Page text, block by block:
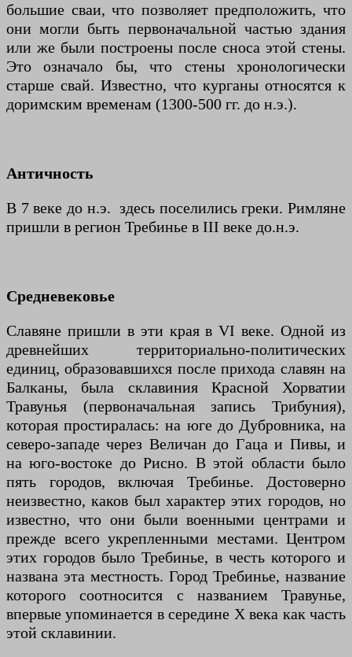
большие сваи, что позволяет предположить, что
они могли быть первоначальной частью здания
или же были построены после сноса этой стены.
Это означало бы, что стены хронологически
старше свай. Известно, что курганы относятся к
доримским временам (1300-500 гг. до н.э.).
Античность
В 7 веке до н.э. здесь поселились греки. Римляне
пришли в регион Требинье в III веке до.н.э.
Средневековье
Славяне пришли в эти края в VI веке. Одной из
древнейших территориально-политических
единиц, образовавшихся после прихода славян на
Балканы, была склавиния Красной Хорватии
Травунья (первоначальная запись Трибуния),
которая простиралась: на юге до Дубровника, на
северо-западе через Величан до Гаца и Пивы, и
на юго-востоке до Рисно. В этой области было
пять городов, включая Требинье. Достоверно
неизвестно, каков был характер этих городов, но
известно, что они были военными центрами и
прежде всего укрепленными местами. Центром
этих городов было Требинье, в честь которого и
названа эта местность. Город Требинье, название
которого соотносится с названием Травунье,
впервые упоминается в середине X века как часть
этой склавинии.